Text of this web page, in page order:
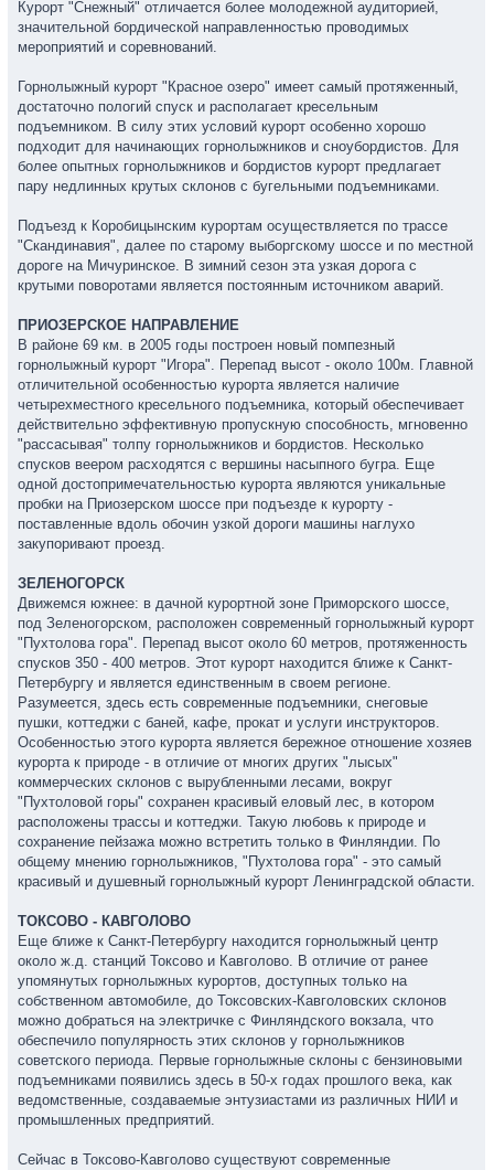
Курорт "Снежный" отличается более молодежной аудиторией,
значительной бордической направленностью проводимых
мероприятий и соревнований.
Горнолыжный курорт "Красное озеро" имеет самый протяженный,
достаточно пологий спуск и располагает кресельным
подъемником. В силу этих условий курорт особенно хорошо
подходит для начинающих горнолыжников и сноубордистов. Для
более опытных горнолыжников и бордистов курорт предлагает
пару недлинных крутых склонов с бугельными подъемниками.
Подъезд к Коробицынским курортам осуществляется по трассе
"Скандинавия", далее по старому выборгскому шоссе и по местной
дороге на Мичуринское. В зимний сезон эта узкая дорога с
крутыми поворотами является постоянным источником аварий.
ПРИОЗЕРСКОЕ НАПРАВЛЕНИЕ
В районе 69 км. в 2005 годы построен новый помпезный
горнолыжный курорт "Игора". Перепад высот - около 100м. Главной
отличительной особенностью курорта является наличие
четырехместного кресельного подъемника, который обеспечивает
действительно эффективную пропускную способность, мгновенно
"рассасывая" толпу горнолыжников и бордистов. Несколько
спусков веером расходятся с вершины насыпного бугра. Еще
одной достопримечательностью курорта являются уникальные
пробки на Приозерском шоссе при подъезде к курорту -
поставленные вдоль обочин узкой дороги машины наглухо
закупоривают проезд.
ЗЕЛЕНОГОРСК
Движемся южнее: в дачной курортной зоне Приморского шоссе,
под Зеленогорском, расположен современный горнолыжный курорт
"Пухтолова гора". Перепад высот около 60 метров, протяженность
спусков 350 - 400 метров. Этот курорт находится ближе к Санкт-
Петербургу и является единственным в своем регионе.
Разумеется, здесь есть современные подъемники, снеговые
пушки, коттеджи с баней, кафе, прокат и услуги инструкторов.
Особенностью этого курорта является бережное отношение хозяев
курорта к природе - в отличие от многих других "лысых"
коммерческих склонов с вырубленными лесами, вокруг
"Пухтоловой горы" сохранен красивый еловый лес, в котором
расположены трассы и коттеджи. Такую любовь к природе и
сохранение пейзажа можно встретить только в Финляндии. По
общему мнению горнолыжников, "Пухтолова гора" - это самый
красивый и душевный горнолыжный курорт Ленинградской области.
ТОКСОВО - КАВГОЛОВО
Еще ближе к Санкт-Петербургу находится горнолыжный центр
около ж.д. станций Токсово и Кавголово. В отличие от ранее
упомянутых горнолыжных курортов, доступных только на
собственном автомобиле, до Токсовских-Кавголовских склонов
можно добраться на электричке с Финляндского вокзала, что
обеспечило популярность этих склонов у горнолыжников
советского периода. Первые горнолыжные склоны с бензиновыми
подъемниками появились здесь в 50-х годах прошлого века, как
ведомственные, создаваемые энтузиастами из различных НИИ и
промышленных предприятий.
Сейчас в Токсово-Кавголово существуют современные